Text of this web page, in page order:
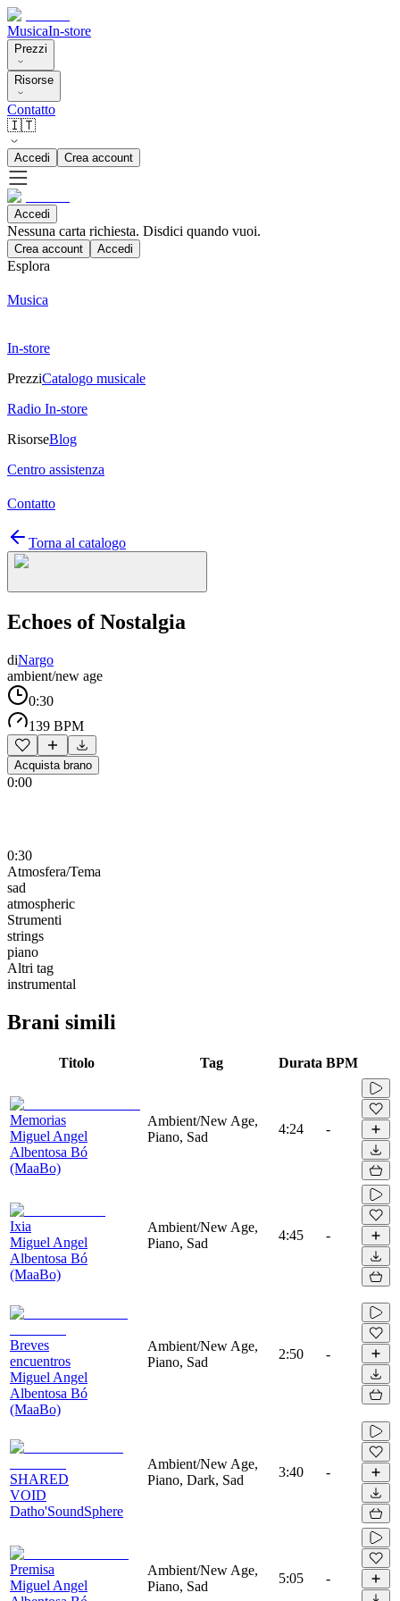
MusicaIn-store
Prezzi
Risorse
Contatto
🇮🇹
Accedi Crea account
Accedi
Nessuna carta richiesta. Disdici quando vuoi.
Crea account Accedi
Esplora
Musica
In-store
PrezziCatalogo musicale
Radio In-store
RisorseBlog
Centro assistenza
Contatto
Torna al catalogo
Echoes of Nostalgia
diNargo
ambient/new age
0:30
139 BPM
Acquista brano
0:00
0:30
Atmosfera/Tema
sad
atmospheric
Strumenti
strings
piano
Altri tag
instrumental
Brani simili
Titolo Tag Durata BPM
Memorias
Miguel Angel
Albentosa Bó
(MaaBo)
Ambient/New Age,
Piano, Sad
4:24 -
Ixia
Miguel Angel
Albentosa Bó
(MaaBo)
Ambient/New Age,
Piano, Sad
4:45 -
Breves
encuentros
Miguel Angel
Albentosa Bó
(MaaBo)
Ambient/New Age,
Piano, Sad
2:50 -
SHARED
VOID
Datho'SoundSphere
Ambient/New Age,
Piano, Dark, Sad
3:40 -
Premisa
Miguel Angel
Ambient/New Age,
Piano, Sad
5:05 -